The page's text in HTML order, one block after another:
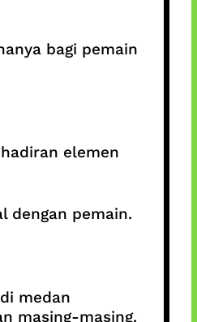
bagi pemain
elemen
dengan pemain.
medan
masing-masing.